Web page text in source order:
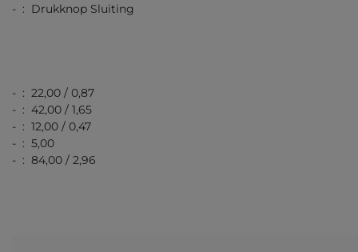
- : Drukknop Sluiting
- : 22,00 / 0,87
- : 42,00 / 1,65
- : 12,00 / 0,47
- : 5,00
- : 84,00 / 2,96